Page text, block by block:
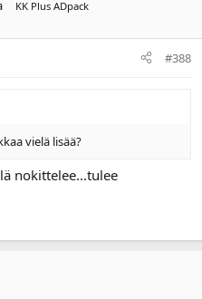
KK Plus ADpack
#388
vielä lisää?
nokittelee...tulee